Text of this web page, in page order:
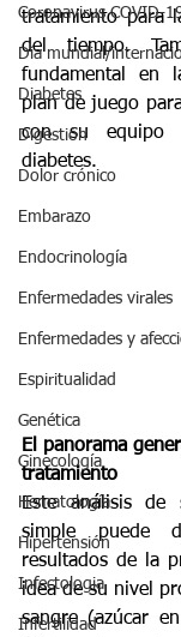
Coronavirus COVID-
Día mundial/
Diabetes
Digestión
Dolor crónico
Embarazo
Endocrinología
Enfermedades virales
Enfermedades y
Espiritualidad
Genética
Ginecología
Hematología
Hipertensión
Infectologia
Infertilidad
tratamiento para
del tiempo.
fundamental en
plan de juego
con su equipo
diabetes.
El panorama
tratamiento
Este análisis de
simple puede
resultados de la
idea de su nivel
sangre (azúcar